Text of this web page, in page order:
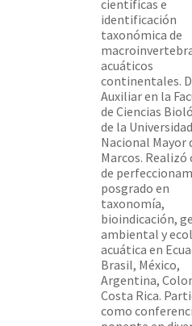
científicas e
identificación
taxonómica de
acuáticos
continentales.
Auxiliar en la
de Ciencias
de la Universidad
Nacional Mayor
Marcos. Realizó
de
posgrado en
taxonomía,
bioindicación,
ambiental y
acuática en
Brasil, México,
Argentina,
Costa Rica.
como